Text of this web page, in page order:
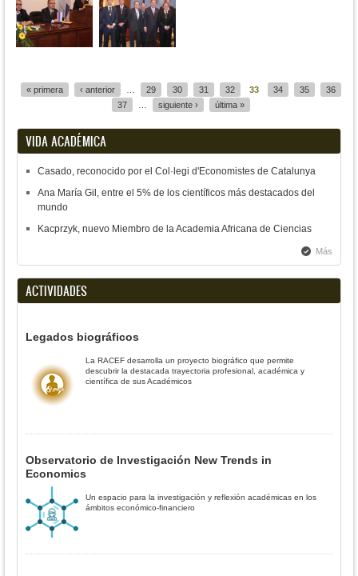
« primera ‹ anterior 29 30 31 32 33 34 35
36
37
siguiente › última »
VIDA ACADÉMICA
Casado, reconocido por el Col·legi d'Economistes de Catalunya
Ana María Gil, entre el 5% de los científicos más destacados del
mundo
Kacprzyk, nuevo Miembro de la Academia Africana de Ciencias
Más
ACTIVIDADES
Legados biográficos
La RACEF desarrolla un proyecto biográfico que permite
descubrir la destacada trayectoria profesional, académica y
científica de sus Académicos
Observatorio de Investigación New Trends in
Economics
Un espacio para la investigación y reflexión académicas en los
ámbitos económico-financiero